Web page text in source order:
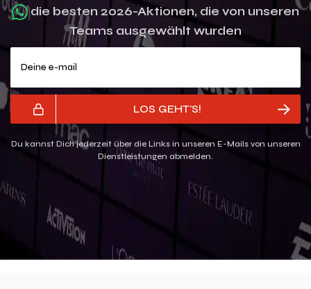
die besten 2026-Aktionen, die von unseren
Teams ausgewählt wurden
LOS GEHT'S!
Du kannst Dich jederzeit über die Links in unseren E-Mails von unseren
Dienstleistungen abmelden.